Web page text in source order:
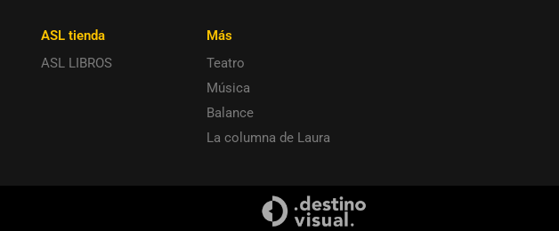
ASL tienda
ASL LIBROS
Más
Teatro
Música
Balance
La columna de Laura